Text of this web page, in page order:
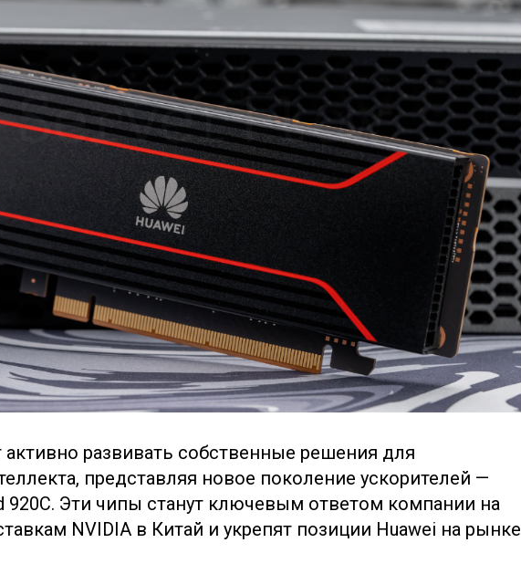
активно развивать собственные решения для
представляя новое поколение ускорителей —
920C. Эти чипы станут ключевым ответом компании на
NVIDIA в Китай и укрепят позиции Huawei на рынке